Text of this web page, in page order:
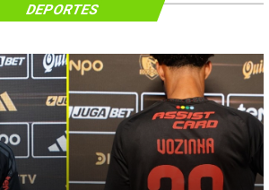
DEPORTES